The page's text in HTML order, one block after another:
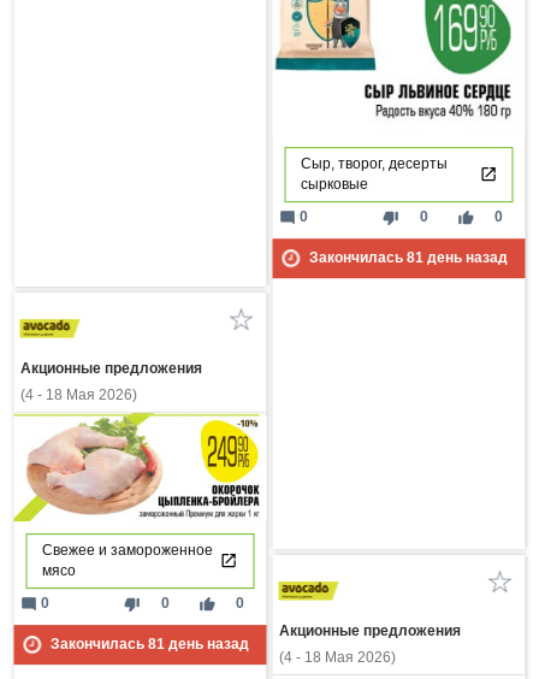
Сыр, творог, десерты
сырковые
thumb_down 0 thumb_up 0
mode_comment 0
Закончилась 81день назад
Акционные предложения
(4 - 18 Мая 2026)
Свежее и замороженное
мясо
thumb_down 0 thumb_up 0
mode_comment 0
Закончилась 81день назад
Акционные предложения
(4 - 18 Мая 2026)